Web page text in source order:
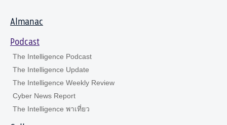
Almanac
Podcast
The Intelligence Podcast
The Intelligence Update
The Intelligence Weekly Review
Cyber News Report
The Intelligence พาเที่ยว